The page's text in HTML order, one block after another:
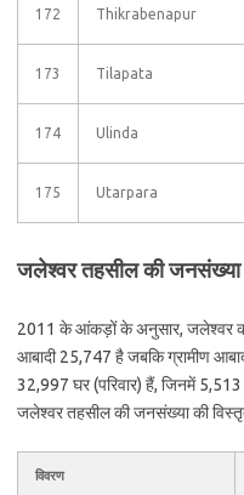
172 Thikrabenapur
173 Tilapata
174 Ulinda
175 Utarpara
जलेश्वर तहसील की
2011 के आंकड़ों के अनुसार, जलेश्वर
आबादी 25,747 है जबकि ग्रामीण
32,997 घर (परिवार) हैं, जिनमें
जलेश्वर तहसील की जनसंख्या की
विवरण